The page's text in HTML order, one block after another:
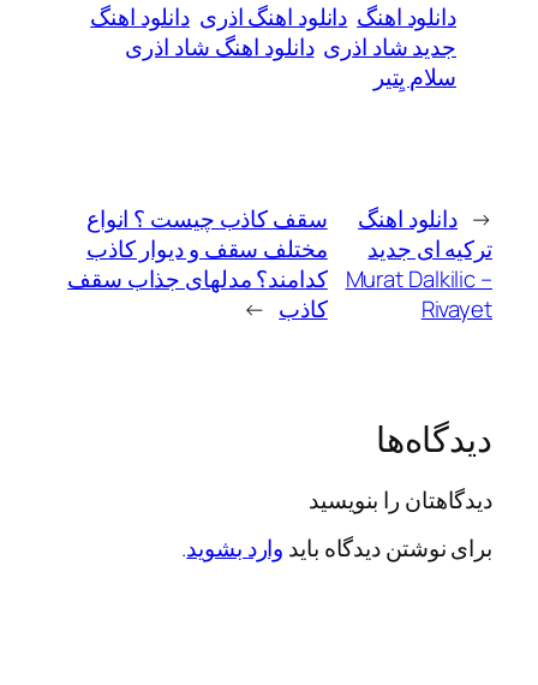
دانلود اهنگ دانلود اهنگ اذری دانلود اهنگ
جدید شاد اذری دانلود اهنگ شاد اذری
سلام یِتیر
← دانلود اهنگ
ترکیه ای جدید
Murat Dalkilic –
Rivayet
سقف کاذب چیست ؟ انواع
مختلف سقف و دیوار کاذب
کدامند؟ مدلهای جذاب سقف
کاذب →
دیدگاه‌ها
دیدگاهتان را بنویسید
برای نوشتن دیدگاه باید وارد بشوید.